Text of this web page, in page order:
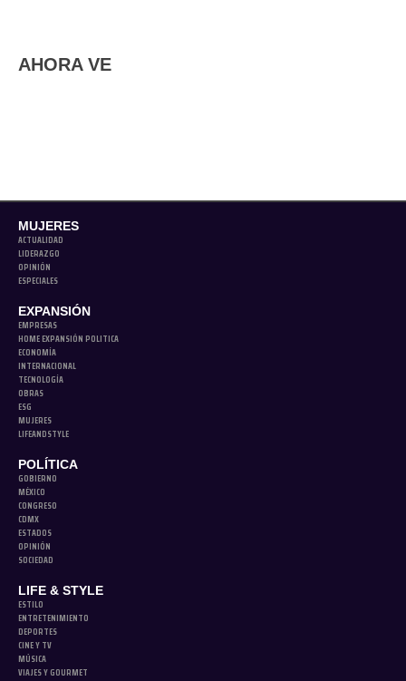
AHORA VE
MUJERES
ACTUALIDAD
LIDERAZGO
OPINIÓN
ESPECIALES
EXPANSIÓN
EMPRESAS
HOME EXPANSIÓN POLITICA
ECONOMÍA
INTERNACIONAL
TECNOLOGÍA
OBRAS
ESG
MUJERES
LIFEANDSTYLE
POLÍTICA
GOBIERNO
MÉXICO
CONGRESO
CDMX
ESTADOS
OPINIÓN
SOCIEDAD
LIFE & STYLE
ESTILO
ENTRETENIMIENTO
DEPORTES
CINE Y TV
MÚSICA
VIAJES Y GOURMET